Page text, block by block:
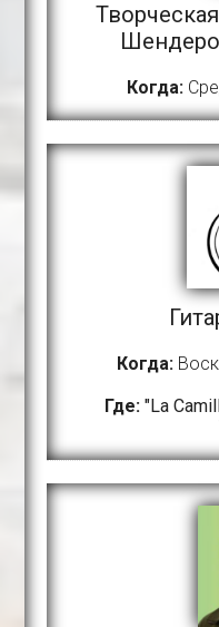
Когда:
Когда:
Где: "La